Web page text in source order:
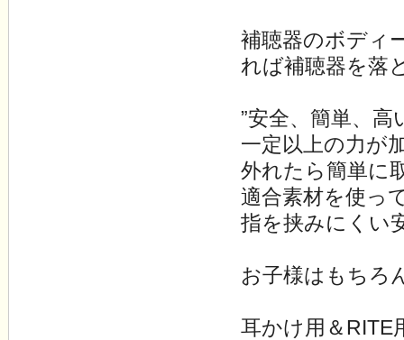
補聴器のボディ
れば補聴器を落
”安全、簡単、高
一定以上の力が
外れたら簡単に
適合素材を使っ
指を挟みにくい
お子様はもちろ
耳かけ用＆RITE